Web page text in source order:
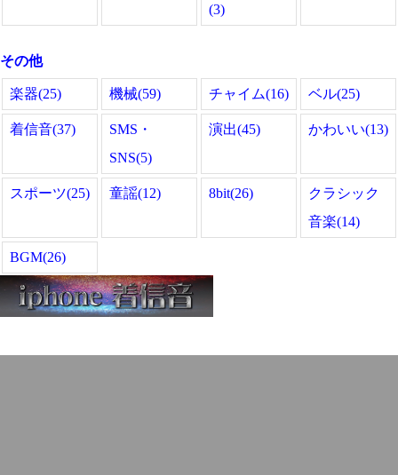
(3)
その他
楽器(25) 機械(59) チャイム(16) ベル(25)
着信音(37)
SMS・
SNS(5)
演出(45) かわいい(13)
スポーツ(25) 童謡(12) 8bit(26)
クラシック
音楽(14)
BGM(26)